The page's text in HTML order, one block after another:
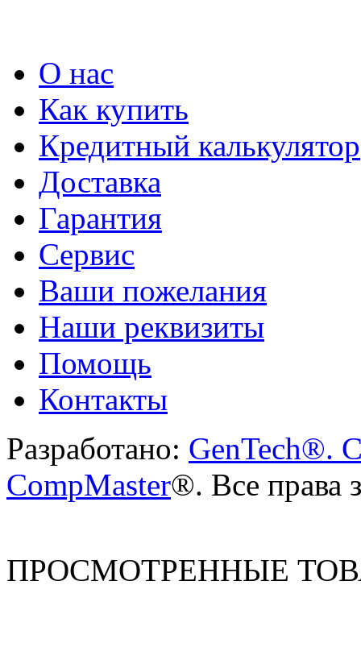
О нас
Как купить
Кредитный калькулятор
Доставка
Гарантия
Сервис
Ваши пожелания
Наши реквизиты
Помощь
Контакты
Разработано: GenTech®.
CompMaster®. Все права
ПРОСМОТРЕННЫЕ